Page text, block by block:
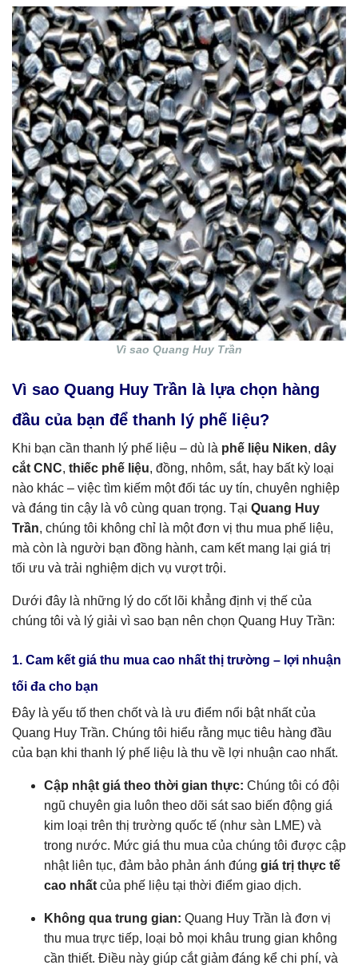
Vì sao Quang Huy Trần
Vì sao Quang Huy Trần là lựa chọn hàng
đầu của bạn để thanh lý phế liệu?
Khi bạn cần thanh lý phế liệu – dù là phế liệu Niken, dây
cắt CNC, thiếc phế liệu, đồng, nhôm, sắt, hay bất kỳ loại
nào khác – việc tìm kiếm một đối tác uy tín, chuyên nghiệp
và đáng tin cậy là vô cùng quan trọng. Tại Quang Huy
Trần, chúng tôi không chỉ là một đơn vị thu mua phế liệu,
mà còn là người bạn đồng hành, cam kết mang lại giá trị
tối ưu và trải nghiệm dịch vụ vượt trội.
Dưới đây là những lý do cốt lõi khẳng định vị thế của
chúng tôi và lý giải vì sao bạn nên chọn Quang Huy Trần:
1. Cam kết giá thu mua cao nhất thị trường – lợi nhuận
tối đa cho bạn
Đây là yếu tố then chốt và là ưu điểm nổi bật nhất của
Quang Huy Trần. Chúng tôi hiểu rằng mục tiêu hàng đầu
của bạn khi thanh lý phế liệu là thu về lợi nhuận cao nhất.
Cập nhật giá theo thời gian thực: Chúng tôi có đội
ngũ chuyên gia luôn theo dõi sát sao biến động giá
kim loại trên thị trường quốc tế (như sàn LME) và
trong nước. Mức giá thu mua của chúng tôi được cập
nhật liên tục, đảm bảo phản ánh đúng giá trị thực tế
cao nhất của phế liệu tại thời điểm giao dịch.
Không qua trung gian: Quang Huy Trần là đơn vị
thu mua trực tiếp, loại bỏ mọi khâu trung gian không
cần thiết. Điều này giúp cắt giảm đáng kể chi phí, và